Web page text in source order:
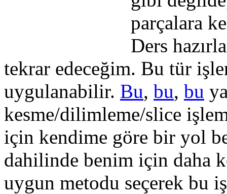
parçalara
Ders
tekrar edeceğim. Bu tür
uygulanabilir. Bu, bu, bu
kesme/dilimleme/slice
için kendime göre bir yol
dahilinde benim için daha
uygun metodu seçerek bu